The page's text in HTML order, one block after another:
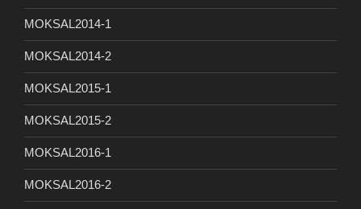
MOKSAL2014-1
MOKSAL2014-2
MOKSAL2015-1
MOKSAL2015-2
MOKSAL2016-1
MOKSAL2016-2